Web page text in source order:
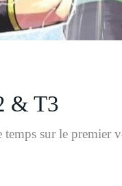
& T3
sur le premier